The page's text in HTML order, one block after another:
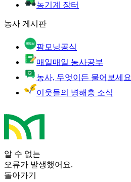
농기계 장터
농사 게시판
팜모닝공식
매일매일 농사공부
농사, 무엇이든 물어보세요
이웃들의 병해충 소식
알 수 없는
오류가 발생했어요.
돌아가기